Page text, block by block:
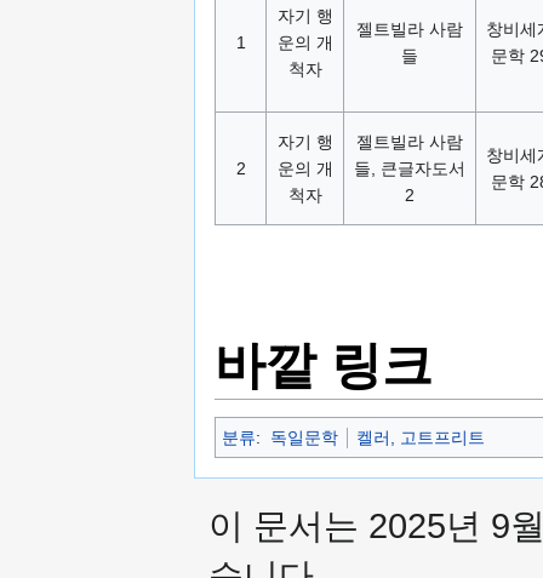
1
자기 행
운의 개
척자
젤트빌라 사람
들
창비세
문학
2
자기 행
운의 개
척자
젤트빌라 사람
들, 큰글자도서
2
창비세
문학
바깥 링크
분류: 독일문학 켈러, 고트프리트
이 문서는 2025년 9